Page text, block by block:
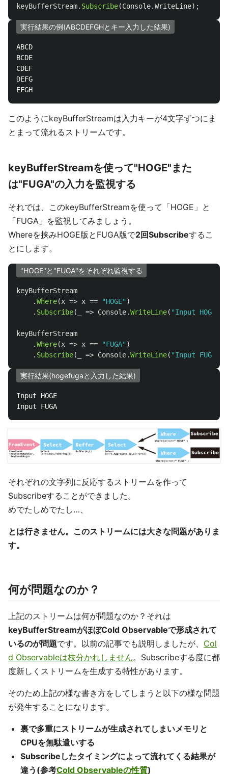
keyBufferStream. Subscribe(Console.WriteLine);
実行結果の例(ABCDEFGHとキー入力した結果)
ABCD
BCDE
CDEF
DEFG
このようにkeyBufferStreamは入力キーが4文字ずつにま
とまって流れるストリームです。
keyBufferStreamを使って"HOGE"また
は"FUGA"の入力を監視する
それでは、このkeyBufferStreamを使って「HOGE」と
「FUGA」を監視してみましょう。
Whereを挟みHOGE版とFUGA版で2回Subscribeするこ
とにします。
"HOGE"と"FUGA"をそれぞれ監視する
keyBufferStream
.Where(x => x == "HOGE" )
. Subscribe( => Console.WriteLine( "Input HOGE"
keyBufferStream
.Where(x => x == "FUGA" )
. Subscribe( => Console.WriteLine( "Input FUGA"
実行結果(hogefugaと入力した結果)
Input HOGE
それぞれの文字列に反応するストリームを作って
Subscribeすることができました。
めでたしめでたし…、
とは行きません。このストリームには大きな問題がありま
す。
何が問題なのか？
上記のストリームは何が問題なのか？それは
keyBufferStreamがほぼCold Observableで形成されて
いるのが問題です。以前の記事でも説明しましたが、 Col
d Observableは枝分かれしません。Subscribeする度に都
度新しくストリームを生成する特性があります。
そのため上記の様な書き方をしてしまうと以下の様な問題
が発生することになります。
裏で多重にストリームが生成されてしまいメモリと
CPUを無駄遣いする
Subscribeしたタイミングによって流れてくる結果が
違う(参考Cold Observableの性質)